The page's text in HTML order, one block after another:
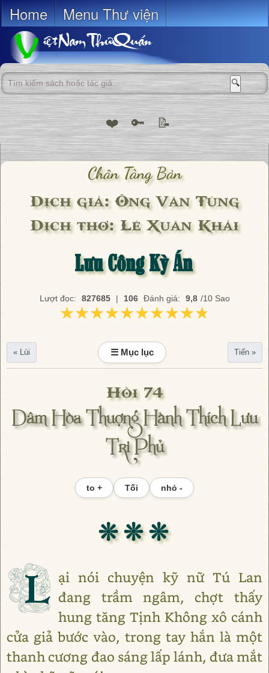
Home Menu Thư viện
🔍
❤️ 🔑 📝
Chân Tàng Bản
Dịch giả: Ông Văn Tùng
Dịch thơ: Lê Xuân Khải
Lưu Công Kỳ Án
Lượt đọc: 827685 | 106 Đánh giá: 9,8 /10 Sao
★★★★★★★★★★
★★★★★★★★★★
« Lùi ☰ Mục lục Tiến »
Hồi 74
Dâm Hòa Thuợng Hành Thích Lưu
Tri Phủ
to + Tối nhỏ -
❊ ❊ ❊
L ại nói chuyện kỹ nữ Tú Lan
đang trầm ngâm, chợt thấy
hung tăng Tịnh Không xô cánh
cửa giả bước vào, trong tay hắn là một
thanh cương đao sáng lấp lánh, đưa mắt